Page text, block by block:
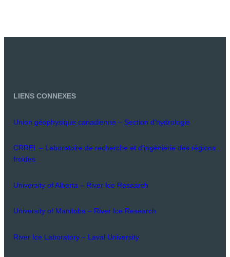
LIENS CONNEXES
Union géophysique canadienne – Section d'hydrologie
CRREL – Laboratoire de recherche et d'ingénierie des régions
froides
University of Alberta – River Ice Research
University of Manitoba – River Ice Research
River Ice Laboratory – Laval University